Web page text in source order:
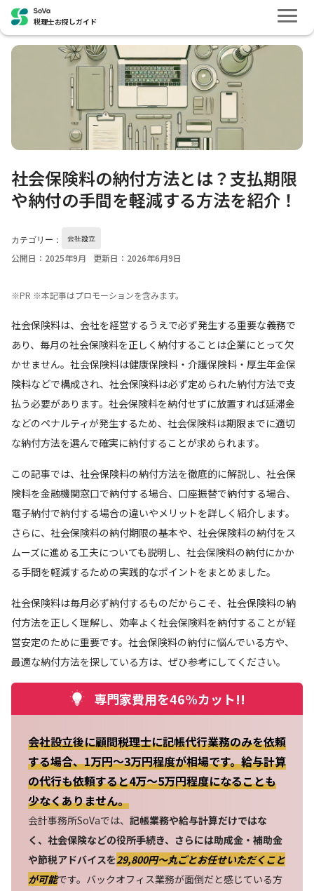
税理士お探しガイド
社会保険料の納付方法とは？支払期限
や納付の手間を軽減する方法を紹介！
カテゴリー： 会社設立
公開日：2025年9月 更新日：2026年6月9日
※PR ※本記事はプロモーションを含みます。
社会保険料は、会社を経営するうえで必ず発生する重要な義務で
あり、毎月の社会保険料を正しく納付することは企業にとって欠
かせません。社会保険料は健康保険料・介護保険料・厚生年金保
険料などで構成され、社会保険料は必ず定められた納付方法で支
払う必要があります。社会保険料を納付せずに放置すれば延滞金
などのペナルティが発生するため、社会保険料は期限までに適切
な納付方法を選んで確実に納付することが求められます。
この記事では、社会保険料の納付方法を徹底的に解説し、社会保
険料を金融機関窓口で納付する場合、口座振替で納付する場合、
電子納付で納付する場合の違いやメリットを詳しく紹介します。
さらに、社会保険料の納付期限の基本や、社会保険料の納付をス
ムーズに進める工夫についても説明し、社会保険料の納付にかか
る手間を軽減するための実践的なポイントをまとめました。
社会保険料は毎月必ず納付するものだからこそ、社会保険料の納
付方法を正しく理解し、効率よく社会保険料を納付することが経
営安定のために重要です。社会保険料の納付に悩んでいる方や、
最適な納付方法を探している方は、ぜひ参考にしてください。
専門家費用を46%カット!!
会社設立後に顧問税理士に記帳代行業務のみを依頼
する場合、1万円～3万円程度が相場です。給与計算
の代行も依頼すると4万～5万円程度になることも
少なくありません。
会計事務所SoVaでは、 記帳業務や給与計算だけではな
く、社会保険などの役所手続き、さらには助成金・補助金
や節税アドバイスを29,800円〜丸ごとお任せいただくこと
が可能です。バックオフィス業務が面倒だと感じている方